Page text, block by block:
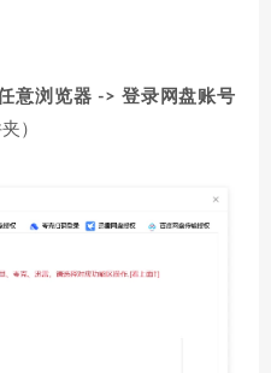
意浏览器 -> 登录网盘账号
）